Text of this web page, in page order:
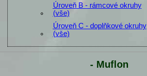
Úroveň B - rámcové okruhy
(vše)
Úroveň C - doplňkové okruhy
(vše)
- Muflon